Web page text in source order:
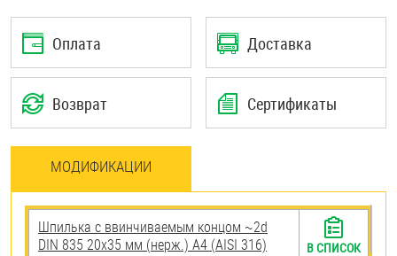
Оплата Доставка
Возврат Сертификаты
МОДИФИКАЦИИ
Шпилька c ввинчиваемым концом ~2d
DIN 835 20х35 мм (нерж.) A4 (AISI 316)
В СПИСОК